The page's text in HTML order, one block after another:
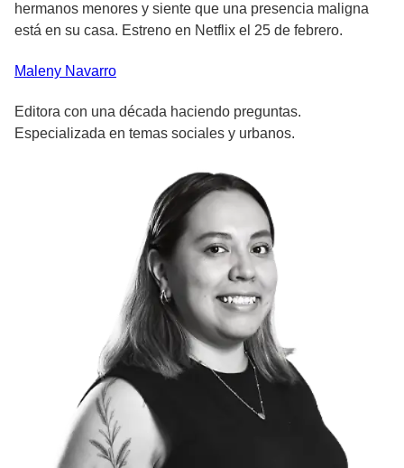
hermanos menores y siente que una presencia maligna
está en su casa. Estreno en Netflix el 25 de febrero.
Maleny Navarro
Editora con una década haciendo preguntas.
Especializada en temas sociales y urbanos.